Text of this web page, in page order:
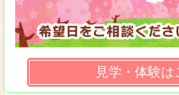
見学・体験は